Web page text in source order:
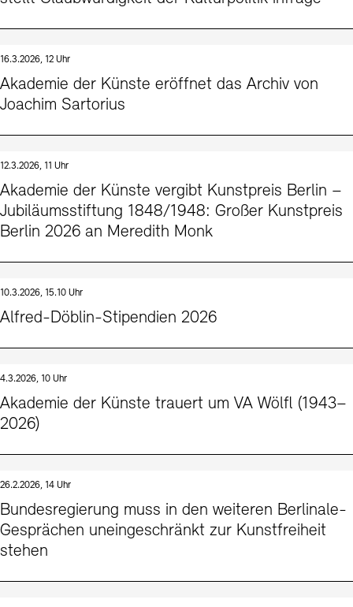
16.3.2026, 12 Uhr
Akademie der Künste eröffnet das Archiv von
Joachim Sartorius
12.3.2026, 11 Uhr
Akademie der Künste vergibt Kunstpreis Berlin –
Jubiläumsstiftung 1848/1948: Großer Kunstpreis
Berlin 2026 an Meredith Monk
10.3.2026, 15.10 Uhr
Alfred-Döblin-Stipendien 2026
4.3.2026, 10 Uhr
Akademie der Künste trauert um VA Wölfl (1943–
2026)
26.2.2026, 14 Uhr
Bundesregierung muss in den weiteren Berlinale-
Gesprächen uneingeschränkt zur Kunstfreiheit
stehen